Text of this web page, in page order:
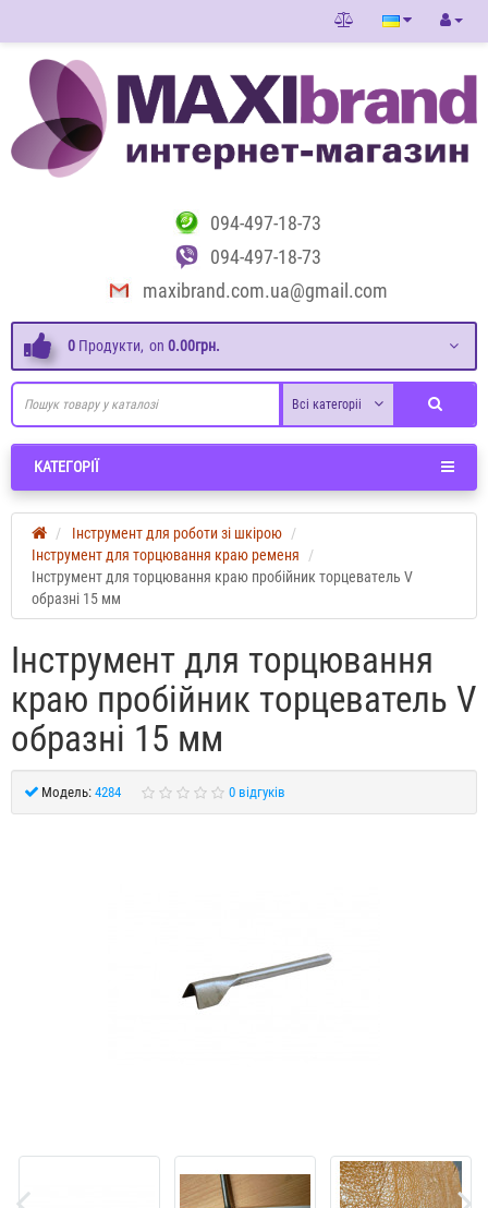
094-497-18-73
094-497-18-73
maxibrand.com.ua@gmail.com
0 Продукти, on 0.00грн.
Всі категоріі
КАТЕГОРІЇ
Інструмент для роботи зі шкірою
Інструмент для торцювання краю ременя
Інструмент для торцювання краю пробійник торцеватель V
образні 15 мм
Інструмент для торцювання
краю пробійник торцеватель V
образні 15 мм
Модель: 4284 0 відгуків